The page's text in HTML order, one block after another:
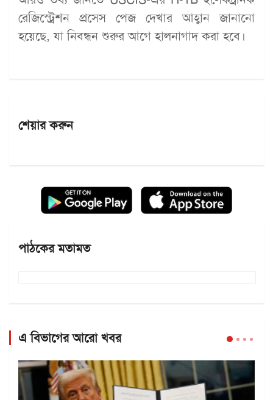
রেজিস্ট্রেশন প্রসেস পেজ দেখার আহ্বান জানানো
হয়েছে, যা নিবন্ধন শুরুর আগে হালনাগাদ করা হবে।
শেয়ার করুন
পাঠকের মতামত
এ বিভাগের আরো খবর